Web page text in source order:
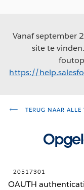
Vanaf september
site te
https://
TERUG NAAR ALLE
20517301
OAUTH